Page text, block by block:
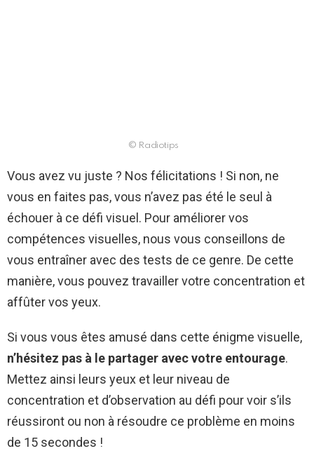
© Radiotips
Vous avez vu juste ? Nos félicitations ! Si non, ne
vous en faites pas, vous n’avez pas été le seul à
échouer à ce défi visuel. Pour améliorer vos
compétences visuelles, nous vous conseillons de
vous entraîner avec des tests de ce genre. De cette
manière, vous pouvez travailler votre concentration et
affûter vos yeux.
Si vous vous êtes amusé dans cette énigme visuelle,
n’hésitez pas à le partager avec votre entourage.
Mettez ainsi leurs yeux et leur niveau de
concentration et d’observation au défi pour voir s’ils
réussiront ou non à résoudre ce problème en moins
de 15 secondes !